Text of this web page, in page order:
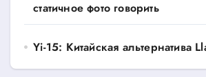
статичное фото говорить
Yi-15: Китайская альтернатива